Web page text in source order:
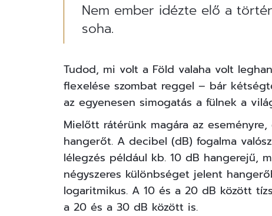
Nem ember idézte elő a
soha.
Tudod, mi volt a Föld valaha volt
flexelése szombat reggel – bár
az egyenesen simogatás a fülnek a
Mielőtt rátérünk magára az
hangerőt. A decibel (dB) fogalma
lélegzés például kb. 10 dB hangerejű,
négyszeres különbséget jelent
logaritmikus. A 10 és a 20 dB között
a 20 és a 30 dB között is.